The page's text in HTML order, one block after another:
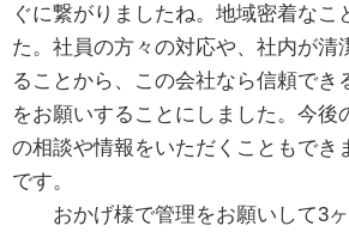
ぐに繋がりましたね。地域密着なこ
た。社員の方々の対応や、社内が清
ることから、この会社なら信頼でき
をお願いすることにしました。今後
の相談や情報をいただくこともでき
です。
おかげ様で管理をお願いして3ヶ